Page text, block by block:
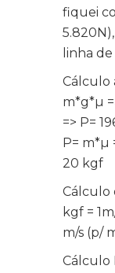
fiquei
linha
Cálculo
m*g*µ
=> P=
P= m*µ
20 kgf
Cálculo
kgf =
m/s (p/
Cálculo